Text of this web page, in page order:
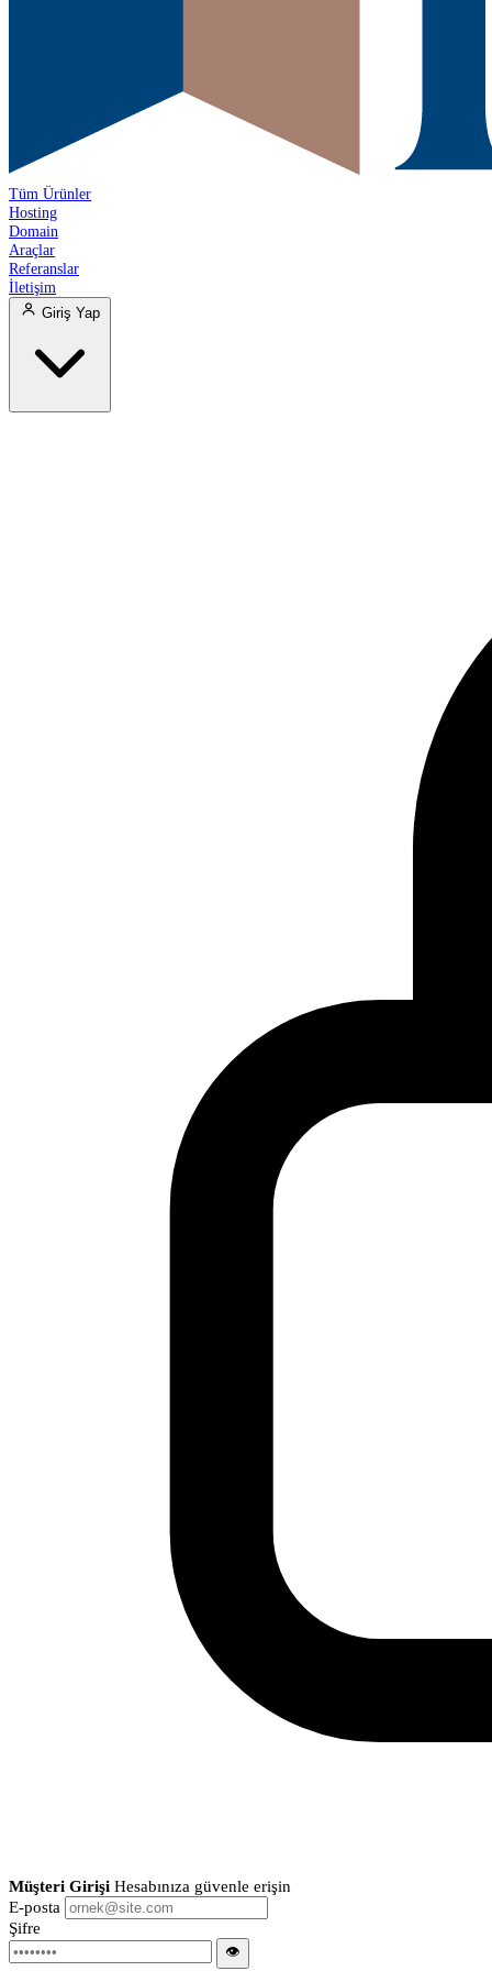
Tüm Ürünler
Hosting
Domain
Araçlar
Referanslar
İletişim
Giriş Yap
Müşteri Girişi Hesabınıza güvenle erişin
E-posta
Şifre
👁